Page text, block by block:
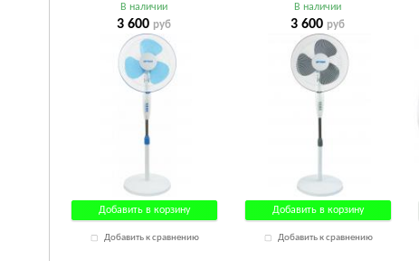
В наличии
3 600 руб
Добавить в корзину
Добавить к сравнению
В наличии
3 600 руб
Добавить в корзину
Добавить к сравнению